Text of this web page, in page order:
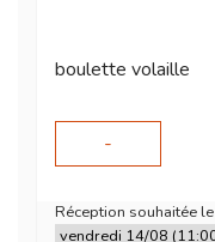
boulette volaille
-
Réception souhaitée le